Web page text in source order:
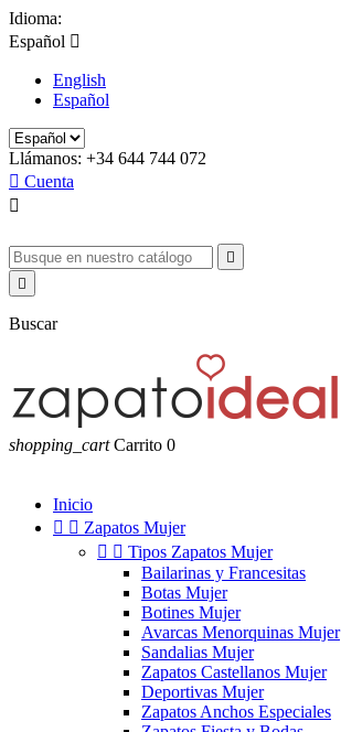
Idioma:
Español 
English
Español
Llámanos: +34 644 744 072
 Cuenta



Buscar
shopping_cart Carrito 0
Inicio
  Zapatos Mujer
  Tipos Zapatos Mujer
Bailarinas y Francesitas
Botas Mujer
Botines Mujer
Avarcas Menorquinas Mujer
Sandalias Mujer
Zapatos Castellanos Mujer
Deportivas Mujer
Zapatos Anchos Especiales